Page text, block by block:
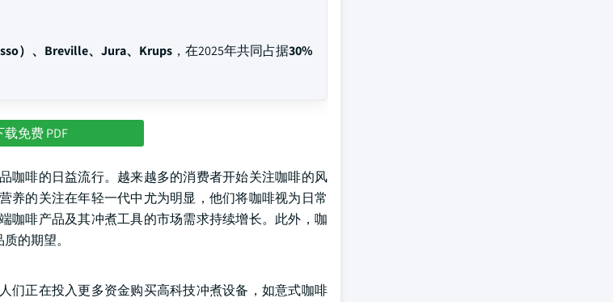
）、Breville、Jura、Krups ，在2025年共同占据30%
载免费 PDF
咖啡的日益流行。越来越多的消费者开始关注咖啡的风
养的关注在年轻一代中尤为明显，他们将咖啡视为日常
咖啡产品及其冲煮工具的市场需求持续增长。此外，咖
的期望。
们正在投入更多资金购买高科技冲煮设备，如意式咖啡